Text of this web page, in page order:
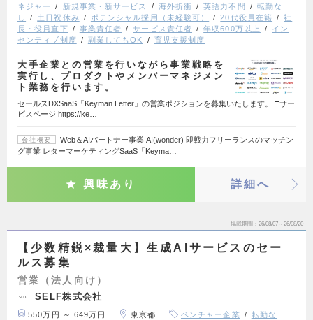
ネジャー
新規事業・新サービス 海外折衝 英語力不問
転勤な
し
土日祝休み ポテンシャル採用（未経験可） 20代役員在籍
社
長・役員直下
事業責任者 サービス責任者 年収600万以上
イン
センティブ制度
副業してもOK 育児支援制度
大手企業との営業を行いながら事業戦略を
実行し、プロダクトやメンバーマネジメン
ト業務を行います。
セールスDXSaaS「Keyman Letter」の営業ポジションを募集いたします。 □サー
ビスページ https://ke…
会社概要
Web＆AIパートナー事業 AI(wonder) 即戦力フリーランスのマッチン
グ事業 レターマーケティングSaaS「Keyma…
興味あり 詳細へ
掲載期間 26/08/07～26/08/20
【少数精鋭×裁量大】生成AIサービスのセー
ルス募集
営業（法人向け）
SELF株式会社
550万円 ～ 649万円 東京都 ベンチャー企業
転勤な